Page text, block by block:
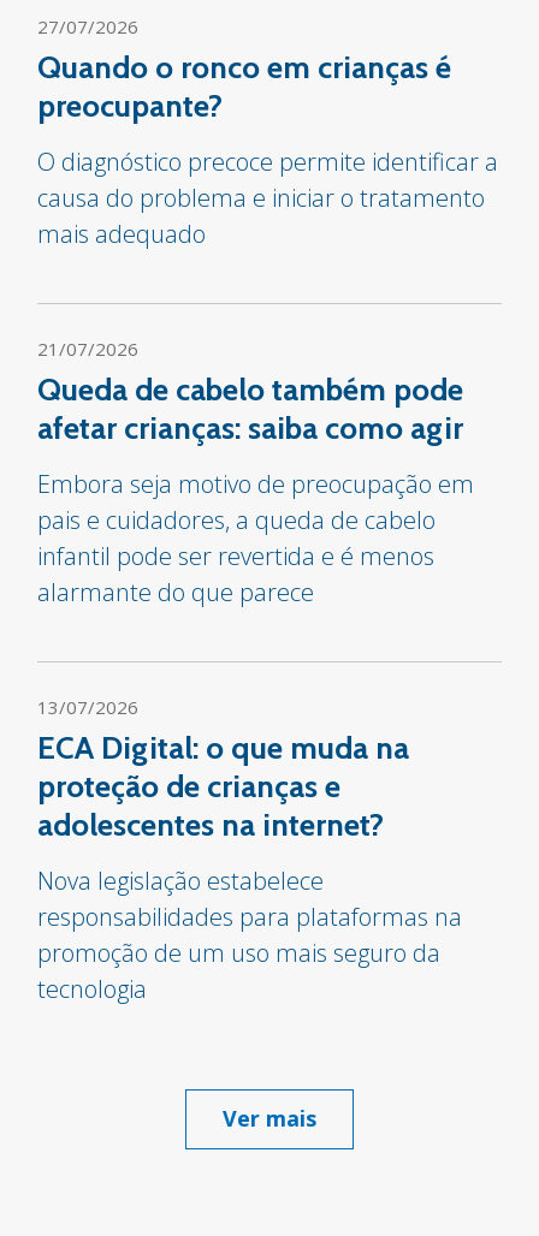
27/07/2026
Quando o ronco em crianças é
preocupante?
O diagnóstico precoce permite identificar a
causa do problema e iniciar o tratamento
mais adequado
21/07/2026
Queda de cabelo também pode
afetar crianças: saiba como agir
Embora seja motivo de preocupação em
pais e cuidadores, a queda de cabelo
infantil pode ser revertida e é menos
alarmante do que parece
13/07/2026
ECA Digital: o que muda na
proteção de crianças e
adolescentes na internet?
Nova legislação estabelece
responsabilidades para plataformas na
promoção de um uso mais seguro da
tecnologia
Ver mais